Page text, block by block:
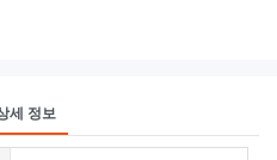
세 정보